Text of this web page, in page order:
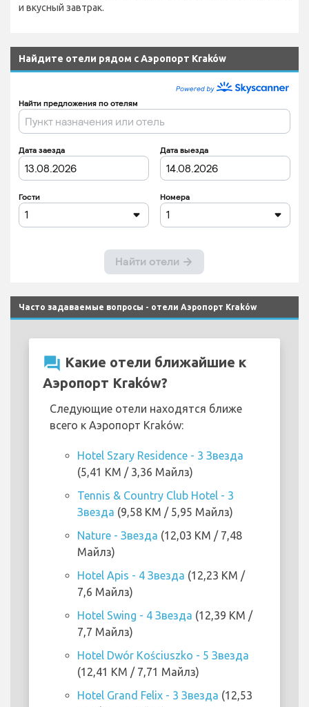
и вкусный завтрак.
Найдите отели рядом с Аэропорт Kraków
Часто задаваемые вопросы - отели Аэропорт Kraków
question_answer Какие отели ближайшие к
Аэропорт Kraków?
Следующие отели находятся ближе
всего к Аэропорт Kraków:
Hotel Szary Residence - 3 Звезда
(5,41 KM / 3,36 Майлз)
Tennis & Country Club Hotel - 3
Звезда (9,58 KM / 5,95 Майлз)
Nature - Звезда (12,03 KM / 7,48
Майлз)
Hotel Apis - 4 Звезда (12,23 KM /
7,6 Майлз)
Hotel Swing - 4 Звезда (12,39 KM /
7,7 Майлз)
Hotel Dwór Kościuszko - 5 Звезда
(12,41 KM / 7,71 Майлз)
Hotel Grand Felix - 3 Звезда (12,53